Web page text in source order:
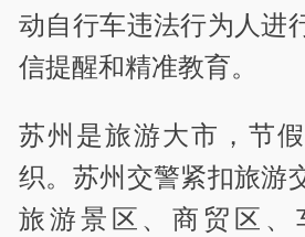
动自行车违法行为人进
信提醒和精准教育。
苏州是旅游大市，节
织。苏州交警紧扣旅游
旅游景区、商贸区、